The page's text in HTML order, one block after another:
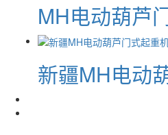
MH电动葫芦
新疆MH电动